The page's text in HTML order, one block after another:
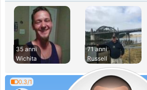
35 anni
Wichita
71 anni
Russell
0.3/1